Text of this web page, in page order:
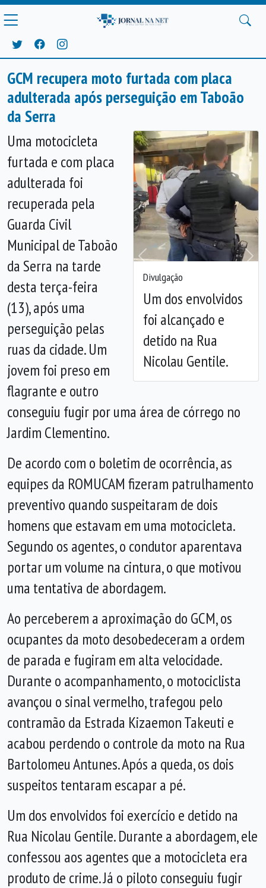
GCM recupera moto furtada com placa
adulterada após perseguição em Taboão
da Serra
Divulgação
Um dos envolvidos
foi alcançado e
detido na Rua
Nicolau Gentile.
Anterior
Uma motocicleta
furtada e com placa
adulterada foi
recuperada pela
Guarda Civil
Municipal de Taboão
da Serra na tarde
desta terça-feira
(13), após uma
perseguição pelas
ruas da cidade. Um
jovem foi preso em
flagrante e outro
conseguiu fugir por uma área de córrego no
Jardim Clementino.
De acordo com o boletim de ocorrência, as
equipes da ROMUCAM fizeram patrulhamento
preventivo quando suspeitaram de dois
homens que estavam em uma motocicleta.
Segundo os agentes, o condutor aparentava
portar um volume na cintura, o que motivou
uma tentativa de abordagem.
Ao perceberem a aproximação do GCM, os
ocupantes da moto desobedeceram a ordem
de parada e fugiram em alta velocidade.
Durante o acompanhamento, o motociclista
avançou o sinal vermelho, trafegou pelo
contramão da Estrada Kizaemon Takeuti e
acabou perdendo o controle da moto na Rua
Bartolomeu Antunes. Após a queda, os dois
suspeitos tentaram escapar a pé.
Um dos envolvidos foi exercício e detido na
Rua Nicolau Gentile. Durante a abordagem, ele
confessou aos agentes que a motocicleta era
produto de crime. Já o piloto conseguiu fugir